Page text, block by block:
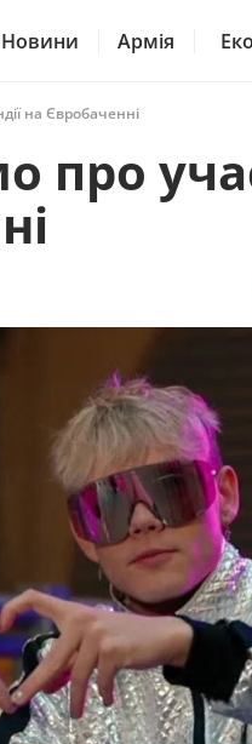
Новини Армія
на Євробаченні
про